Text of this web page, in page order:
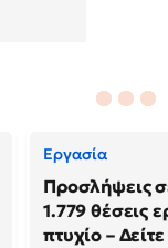
Εργασία
Προσλήψεις
1.779 θέσεις
πτυχίο –